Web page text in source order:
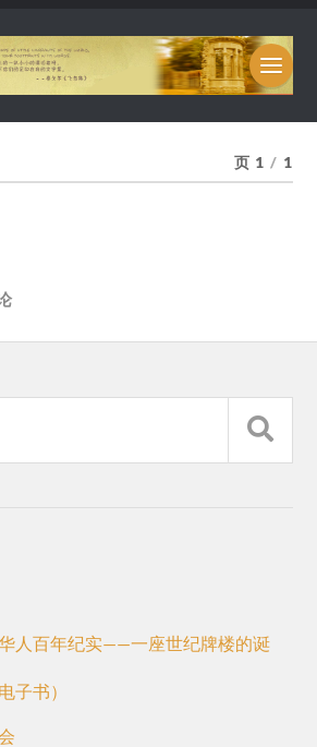
页 1 / 1
人百年纪实——一座世纪牌楼的诞
子书）